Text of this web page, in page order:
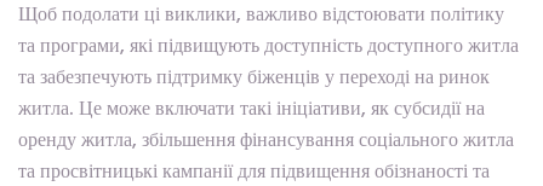
Щоб подолати ці виклики, важливо відстоювати політику
та програми, які підвищують доступність доступного житла
та забезпечують підтримку біженців у переході на ринок
житла. Це може включати такі ініціативи, як субсидії на
оренду житла, збільшення фінансування соціального житла
та просвітницькі кампанії для підвищення обізнаності та